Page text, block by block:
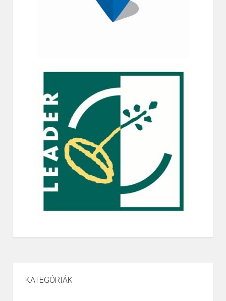
KATEGÓRIÁK